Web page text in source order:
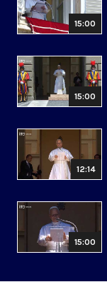
15:00
15:00
12:14
15:00